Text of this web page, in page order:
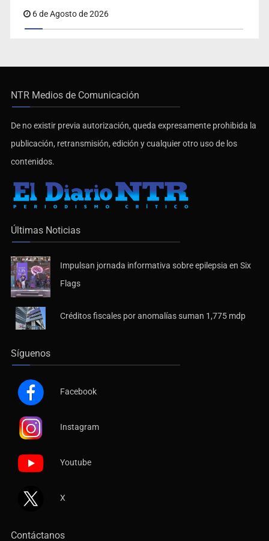
6 de Agosto de 2026
NTR Medios de Comunicación
De no existir previa autorización, queda expresamente prohibida la
publicación, retransmisión, edición y cualquier otro uso de los
contenidos.
Últimas Noticias
Impulsan jornada informativa sobre epilepsia en Six
Flags
Créditos fiscales por anomalías suman 1,775 mdp
Síguenos
Facebook
Instagram
Youtube
X
Contáctanos